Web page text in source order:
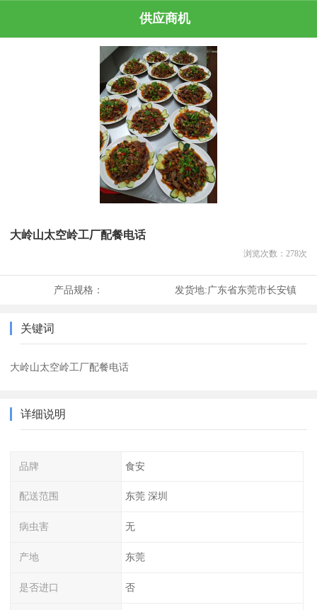
供应商机
大岭山太空岭工厂配餐电话
浏览次数： 278次
产品规格： 发货地:广东省东莞市长安镇
关键词
大岭山太空岭工厂配餐电话
详细说明
品牌 食安
配送范围 东莞 深圳
病虫害 无
产地 东莞
是否进口 否